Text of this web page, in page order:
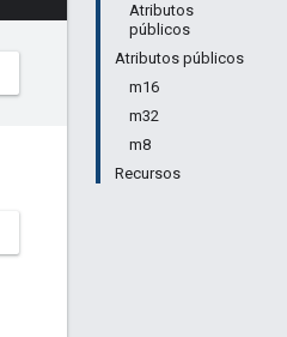
Atributos
públicos
Atributos públicos
m16
m32
m8
Recursos